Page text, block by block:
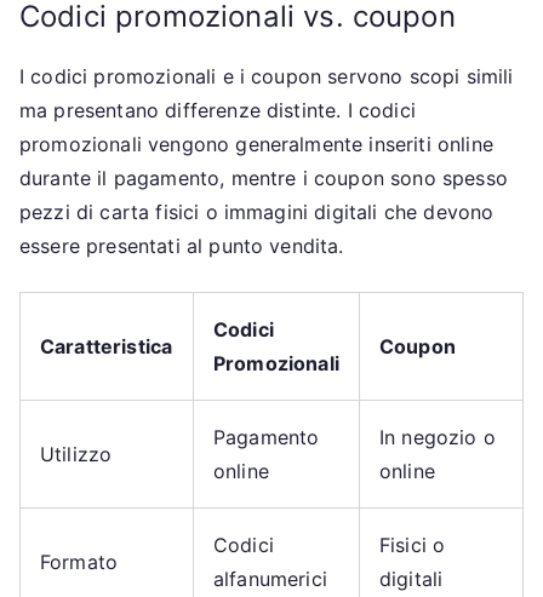
Codici promozionali vs. coupon
I codici promozionali e i coupon servono scopi simili
ma presentano differenze distinte. I codici
promozionali vengono generalmente inseriti online
durante il pagamento, mentre i coupon sono spesso
pezzi di carta fisici o immagini digitali che devono
essere presentati al punto vendita.
Caratteristica
Codici
Promozionali
Coupon
Utilizzo
Pagamento
online
In negozio o
online
Formato
Codici
alfanumerici
Fisici o
digitali